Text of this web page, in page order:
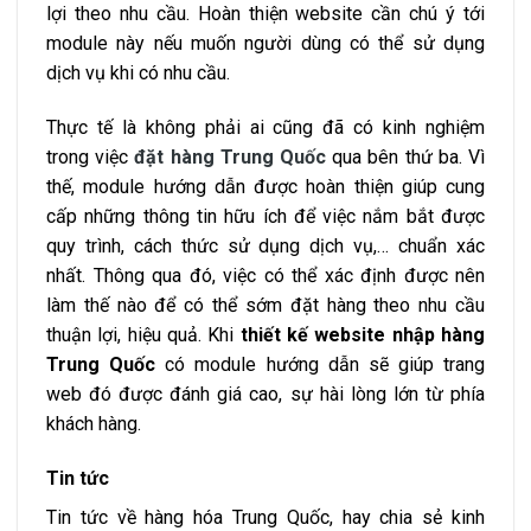
lợi theo nhu cầu. Hoàn thiện website cần chú ý tới
module này nếu muốn người dùng có thể sử dụng
dịch vụ khi có nhu cầu.
Thực tế là không phải ai cũng đã có kinh nghiệm
trong việcđặt hàng Trung Quốc qua bên thứ ba. Vì
thế, module hướng dẫn được hoàn thiện giúp cung
cấp những thông tin hữu ích để việc nắm bắt được
quy trình, cách thức sử dụng dịch vụ,… chuẩn xác
nhất. Thông qua đó, việc có thể xác định được nên
làm thế nào để có thể sớm đặt hàng theo nhu cầu
thuận lợi, hiệu quả. Khi thiết kế website nhập hàng
Trung Quốc có module hướng dẫn sẽ giúp trang
web đó được đánh giá cao, sự hài lòng lớn từ phía
khách hàng.
Tin tức
Tin tức về hàng hóa Trung Quốc, hay chia sẻ kinh